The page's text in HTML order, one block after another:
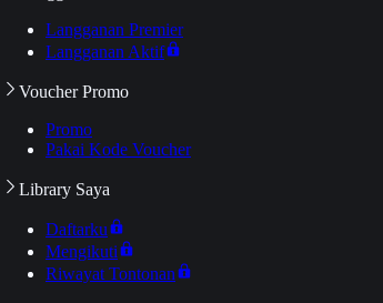
Langganan Premier
Langganan Aktif
Voucher Promo
Promo
Pakai Kode Voucher
Library Saya
Daftarku
Mengikuti
Riwayat Tontonan